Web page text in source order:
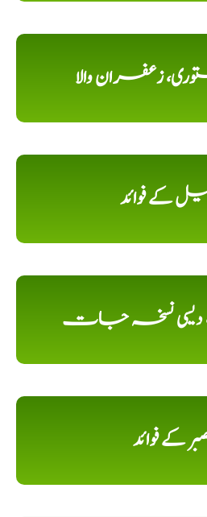
زعفران والا
کے فوائد
دیسی نسخہ جات
کے فوائد